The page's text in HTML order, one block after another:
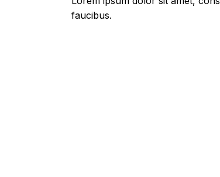
faucibus.